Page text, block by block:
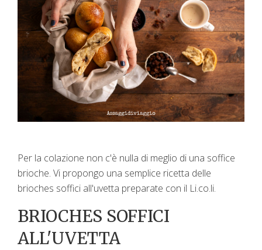
Per la colazione non c'è nulla di meglio di una soffice
brioche. Vi propongo una semplice ricetta delle
brioches soffici all'uvetta preparate con il Li.co.li.
BRIOCHES SOFFICI
ALL'UVETTA